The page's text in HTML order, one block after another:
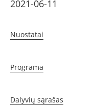
2021-06-11
Nuostatai
Programa
Dalyvių sąrašas